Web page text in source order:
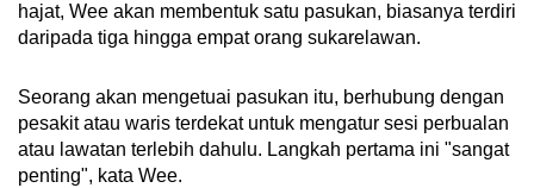
hajat, Wee akan membentuk satu pasukan, biasanya terdiri
daripada tiga hingga empat orang sukarelawan.
Seorang akan mengetuai pasukan itu, berhubung dengan
pesakit atau waris terdekat untuk mengatur sesi perbualan
atau lawatan terlebih dahulu. Langkah pertama ini "sangat
penting", kata Wee.